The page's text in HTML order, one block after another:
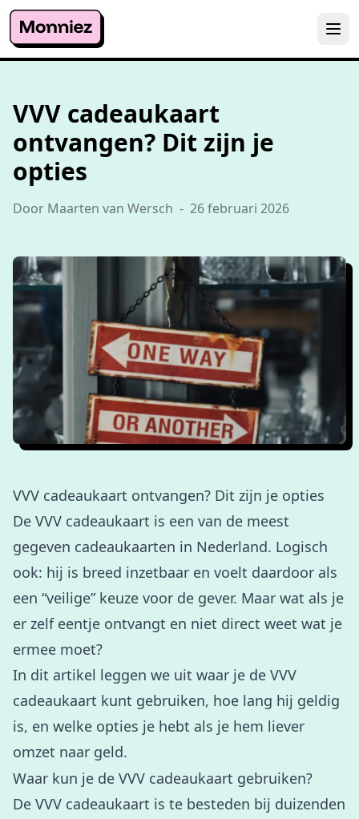
VVV cadeaukaart
ontvangen? Dit zijn je
opties
Door Maarten van Wersch - 26 februari 2026
VVV cadeaukaart ontvangen? Dit zijn je opties
De VVV cadeaukaart is een van de meest
gegeven cadeaukaarten in Nederland. Logisch
ook: hij is breed inzetbaar en voelt daardoor als
een “veilige” keuze voor de gever. Maar wat als je
er zelf eentje ontvangt en niet direct weet wat je
ermee moet?
In dit artikel leggen we uit waar je de VVV
cadeaukaart kunt gebruiken, hoe lang hij geldig
is, en welke opties je hebt als je hem liever
omzet naar geld.
Waar kun je de VVV cadeaukaart gebruiken?
De VVV cadeaukaart is te besteden bij duizenden